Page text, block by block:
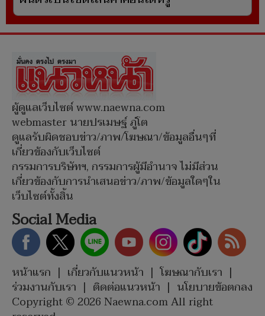
ผู้ดูแลเว็บไซต์ www.naewna.com
webmaster นายปรเมษฐ์ ภู่โต
ดูแลรับผิดชอบข่าว/ภาพ/โฆษณา/ข้อมูลอื่นๆที่
เกี่ยวข้องกับเว็บไซต์
กรรมการบริษัทฯ, กรรมการผู้มีอำนาจ ไม่มีส่วน
เกี่ยวข้องกับการนำเสนอข่าว/ภาพ/ข้อมูลใดๆใน
เว็บไซต์ทั้งสิ้น
Social Media
หน้าแรก | เกี่ยวกับแนวหน้า | โฆษณากับเรา |
ร่วมงานกับเรา | ติดต่อแนวหน้า | นโยบายข้อตกลง
Copyright © 2026 Naewna.com All right